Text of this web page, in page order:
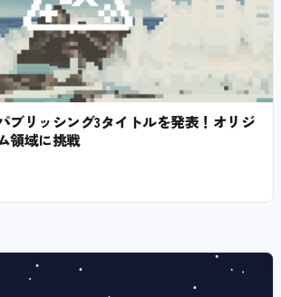
ブリッシング3タイトルを発表！オリジ
領域に挑戦